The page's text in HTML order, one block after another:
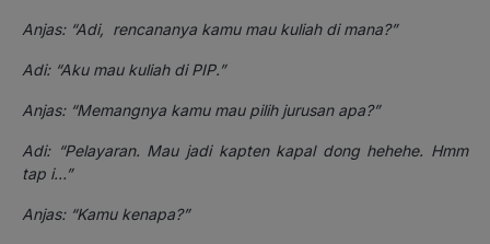
Anjas: “Adi, rencananya kamu mau kuliah di mana?”
Adi: “Aku mau kuliah di PIP.”
Anjas: “Memangnya kamu mau pilih jurusan apa?”
Adi: “Pelayaran. Mau jadi kapten kapal dong hehehe. Hmm
tap i…”
Anjas: “Kamu kenapa?”